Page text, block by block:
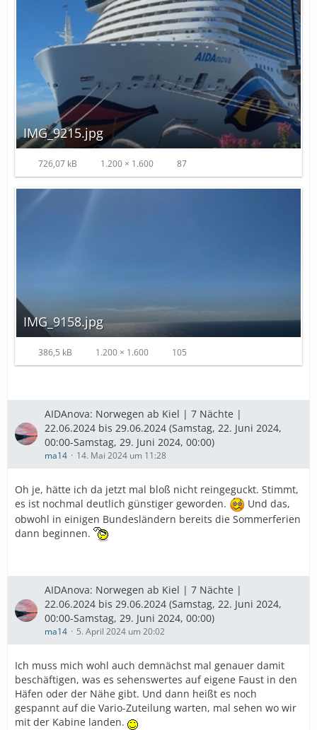
IMG_9215.jpg
726,07 kB 1.200 × 1.600 87
IMG_9158.jpg
386,5 kB 1.200 × 1.600 105
AIDAnova: Norwegen ab Kiel | 7 Nächte |
22.06.2024 bis 29.06.2024 (Samstag, 22. Juni 2024,
00:00-Samstag, 29. Juni 2024, 00:00)
ma14 14. Mai 2024 um 11:28
Oh je, hätte ich da jetzt mal bloß nicht reingeguckt. Stimmt,
es ist nochmal deutlich günstiger geworden.
Und das,
obwohl in einigen Bundesländern bereits die Sommerferien
dann beginnen.
AIDAnova: Norwegen ab Kiel | 7 Nächte |
22.06.2024 bis 29.06.2024 (Samstag, 22. Juni 2024,
00:00-Samstag, 29. Juni 2024, 00:00)
ma14 5. April 2024 um 20:02
Ich muss mich wohl auch demnächst mal genauer damit
beschäftigen, was es sehenswertes auf eigene Faust in den
Häfen oder der Nähe gibt. Und dann heißt es noch
gespannt auf die Vario-Zuteilung warten, mal sehen wo wir
mit der Kabine landen.